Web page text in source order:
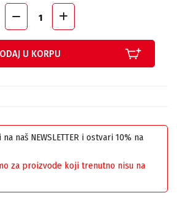
U KORPU
naš NEWSLETTER i ostvari 10% na
za proizvode koji trenutno nisu na